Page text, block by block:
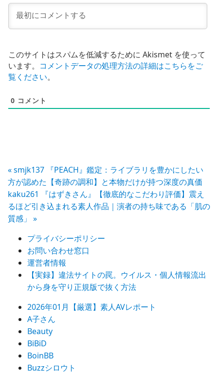
このサイトはスパムを低減するために Akismet を使って
います。 コメントデータの処理方法の詳細はこちらをご
覧ください。
0 コメント
投
稿
ナ
ビ
ゲ
ー
ョ
ン
« smjk137 『PEACH』鑑定：ライブラリを豊かにしたい
方が認めた【奇跡の調和】と本物だけが持つ深度の真価
kaku261 『はずきさん』【徹底的なこだわり評価】震え
るほど引き込まれる素人作品｜演者の持ち味である「肌の
質感」 »
プライバシーポリシー
お問い合わせ窓口
運営者情報
【実録】違法サイトの罠。ウイルス・個人情報流出
から身を守り正規版で抜く方法
2026年01月【厳選】素人AVレポート
A子さん
Beauty
BiBiD
BoinBB
Buzzシロウト